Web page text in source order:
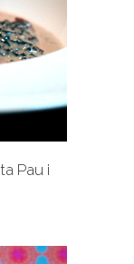
Pau i